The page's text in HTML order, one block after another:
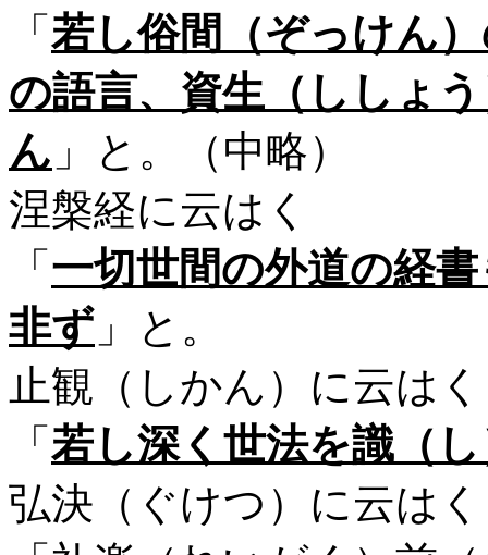
「 若し俗間（ぞっけん
の語言、資生（ししょ
ん 」と。（中略）
涅槃経に云はく
「 一切世間の外道の経
非ず 」と。
止観（しかん）に云はく
「 若し深く世法を識（
弘決（ぐけつ）に云はく